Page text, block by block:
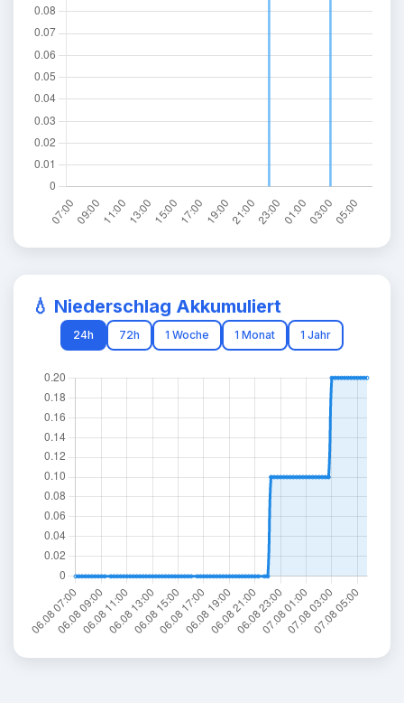
💧 Niederschlag Akkumuliert
24h 72h 1 Woche 1 Monat 1 Jahr